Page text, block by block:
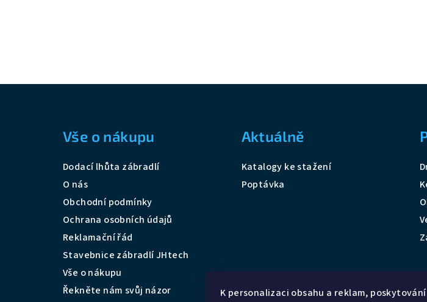
K personalizaci obsahu a reklam, poskytování
Vše o nákupu
Dodací lhůta zábradlí
O nás
Obchodní podmínky
Ochrana osobních údajů
Reklamační řád
Stavebnice zábradlí JHtech
Vše o nákupu
Řekněte nám svůj názor
Aktuálně
Katalogy ke stažení
Poptávka